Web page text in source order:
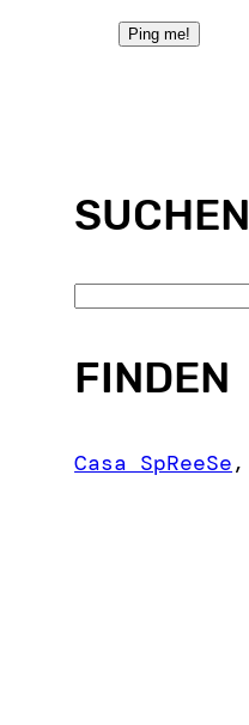
SUCHEN
a
r
h
FINDEN
Casa SpReeSe